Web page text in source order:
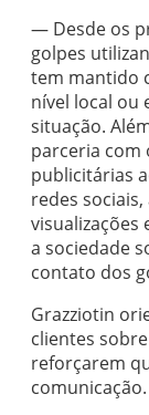
— Desde os
golpes
tem mantido
nível local ou
situação.
parceria com
publicitárias
redes
a sociedade
contato dos
Grazziotin
clientes
reforçarem
comunicação.